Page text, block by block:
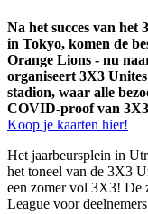
Na het succes van het
in Tokyo, komen de
Orange Lions - nu
organiseert 3X3
stadion, waar alle
COVID-proof van 3X3
Koop je kaarten hier!
Het jaarbeursplein in
het toneel van de 3X3
een zomer vol 3X3! De
League voor